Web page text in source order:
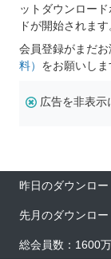
ットダウンロー
ドが開始されます
会員登録がまだお
料） をお願いしま
広告を非表示
昨日のダウンロ
先月のダウンロ
総会員数：1600